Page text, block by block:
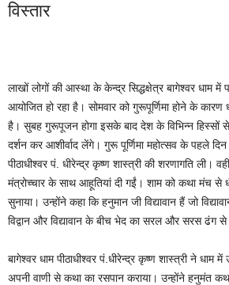
विस्तार
लाखों लोगों की आस्था के केन्द्र सिद्धक्षेत्र बागेश्वर धाम में
आयोजित हो रहा है। सोमवार को गुरूपूर्णिमा होने के कारण
है। सुबह गुरूपूजन होगा इसके बाद देश के विभिन्न
दर्शन कर आशीर्वाद लेंगे। गुरू पूर्णिमा महोत्सव के पहले दिन
पीठाधीश्वर पं. धीरेन्द्र कृष्ण शास्त्री की शरणागति ली।
मंत्रोच्चार के साथ आहूतियां दी गईं। शाम को कथा मंच से
सुनाया। उन्होंने कहा कि हनुमान जी विद्यावान हैं जो
विद्वान और विद्यावान के बीच भेद का सरल और सरस ढंग से
बागेश्वर धाम पीठाधीश्वर पं.धीरेन्द्र कृष्ण शास्त्री ने धाम
अपनी वाणी से कथा का रसपान कराया। उन्होंने हनुमंत